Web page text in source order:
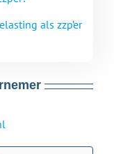
als zzp’er